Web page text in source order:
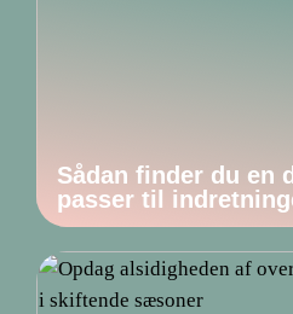
Sådan finder du en
passer til